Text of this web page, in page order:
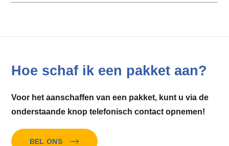
Hoe schaf ik een pakket aan?
Voor het aanschaffen van een pakket, kunt u via de
onderstaande knop telefonisch contact opnemen!
BEL ONS